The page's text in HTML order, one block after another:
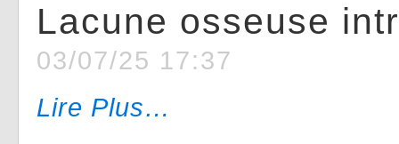
Lacune osseuse
03/07/25 17:37
Lire Plus…